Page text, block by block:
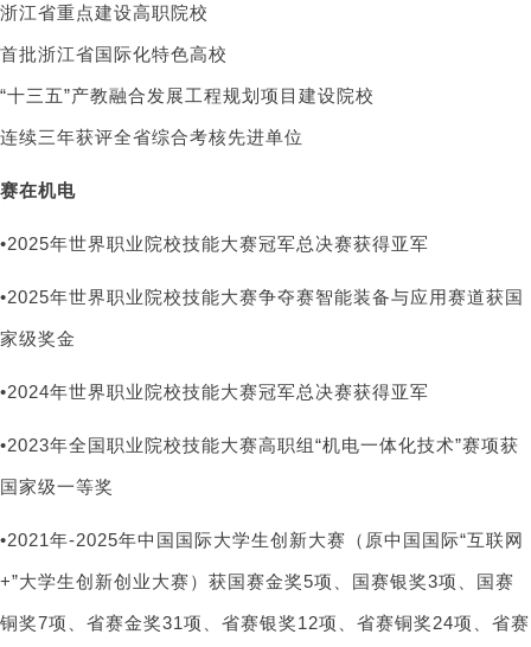
浙江省重点建设高职院校
首批浙江省国际化特色高校
“十三五”产教融合发展工程规划项目建设院校
连续三年获评全省综合考核先进单位
赛在机电
•2025年世界职业院校技能大赛冠军总决赛获得亚军
•2025年世界职业院校技能大赛争夺赛智能装备与应用赛道获国
家级奖金
•2024年世界职业院校技能大赛冠军总决赛获得亚军
•2023年全国职业院校技能大赛高职组“机电一体化技术”赛项获
国家级一等奖
•2021年-2025年中国国际大学生创新大赛（原中国国际“互联网
+”大学生创新创业大赛）获国赛金奖5项、国赛银奖3项、国赛
铜奖7项、省赛金奖31项、省赛银奖12项、省赛铜奖24项、省赛